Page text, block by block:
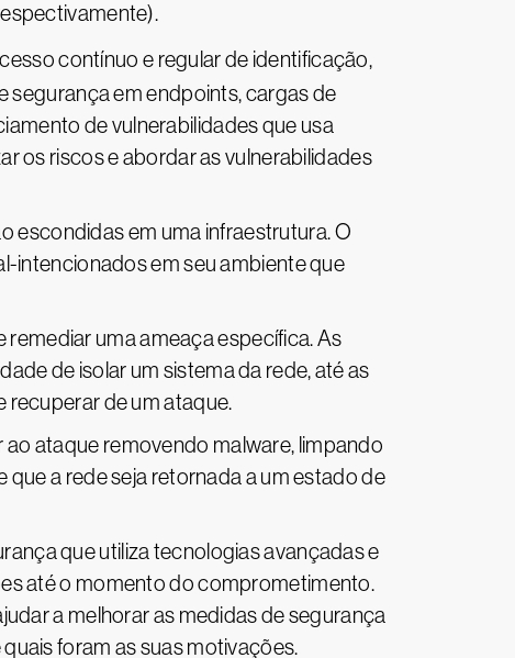
contínuo e regular de identificação,
segurança em endpoints, cargas de
de vulnerabilidades que usa
os riscos e abordar as vulnerabilidades
escondidas em uma infraestrutura. O
intencionados em seu ambiente que
uma ameaça específica. As
de isolar um sistema da rede, até as
recuperar de um ataque.
ataque removendo malware, limpando
a rede seja retornada a um estado de
que utiliza tecnologias avançadas e
até o momento do comprometimento.
a melhorar as medidas de segurança
foram as suas motivações.